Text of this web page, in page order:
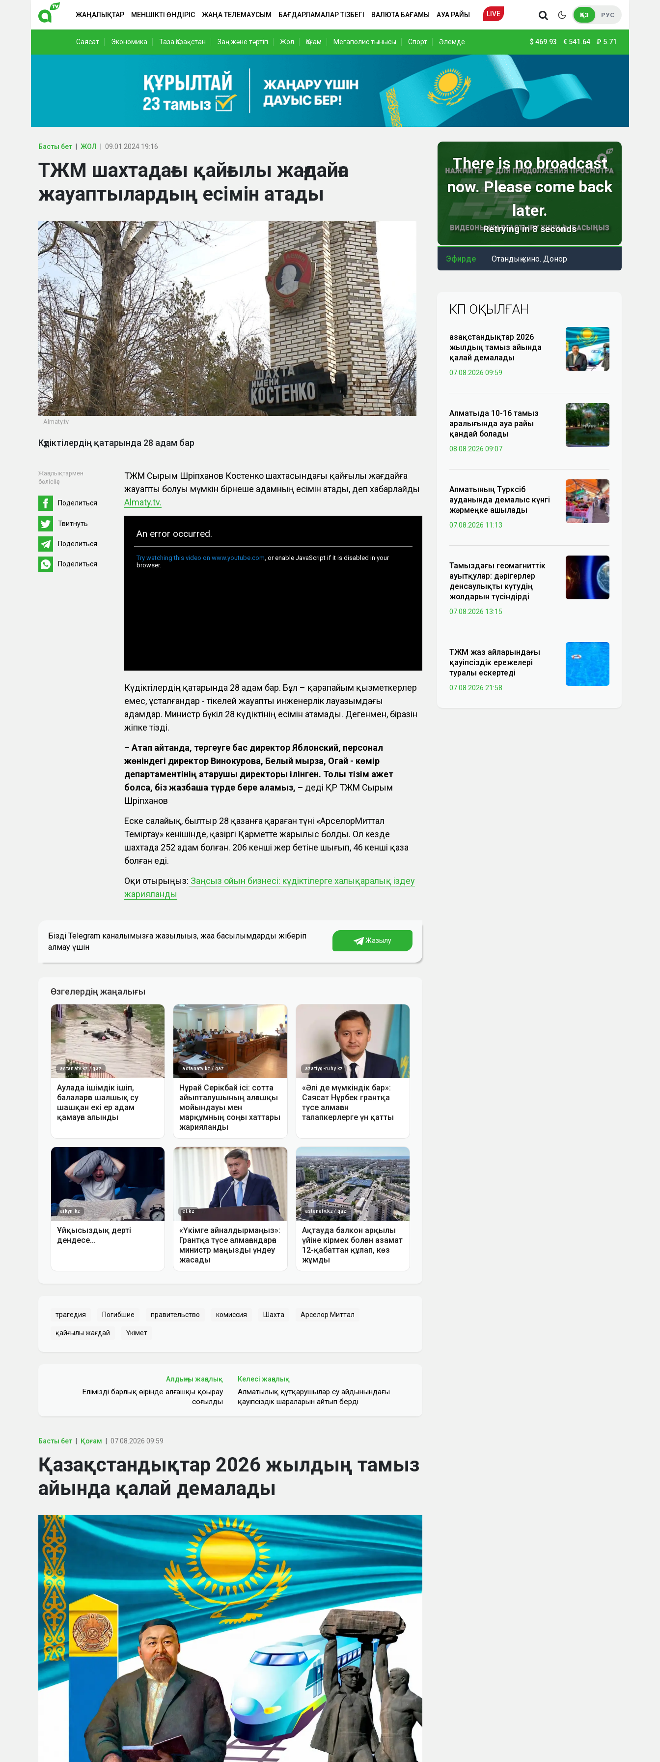
ЖАҢАЛЫҚТАР МЕНШІКТІ ӨНДІРІС ЖАҢА ТЕЛЕМАУСЫМ БАҒДАРЛАМАЛАР ТІЗБЕГІ ВАЛЮТА БАҒАМЫ АУА РАЙЫ LIVE ҚАЗ РУС
Саясат Экономика Таза Қазақстан Заң және тәртіп Жол Қоғам Мегаполис тынысы Спорт Әлемде $ 469.93 € 541.64 ₽ 5.71
Басты бет ЖОЛ 09.01.2024 19:16
ТЖМ шахтадағы қайғылы жағдайға
жауаптылардың есімін атады
Almaty.tv
Күдіктілердің қатарында 28 адам бар
Жаңалықтармен
бөлісіңіз
Поделиться
Твитнуть
Поделиться
Поделиться
ТЖМ Сырым Шәріпханов Костенко шахтасындағы қайғылы жағдайға
жауапты болуы мүмкін бірнеше адамның есімін атады, деп хабарлайды
Almaty.tv.
Күдіктілердің қатарында 28 адам бар. Бұл – қарапайым қызметкерлер
емес, ұсталғандар - тікелей жауапты инженерлік лауазымдағы
адамдар. Министр бүкіл 28 күдіктінің есімін атамады. Дегенмен, біразін
жіпке тізді.
– Атап айтқанда, тергеуге бас директор Яблонский, персонал
жөніндегі директор Винокурова, Белый мырза, Огай - көмір
департаментінің атқарушы директоры ілінген. Толық тізім қажет
болса, біз жазбаша түрде бере аламыз, – деді ҚР ТЖМ Сырым
Шәріпханов
Еске салайық, былтыр 28 қазанға қараған түні «АрселорМиттал
Теміртау» кенішінде, қазіргі Қарметте жарылыс болды. Ол кезде
шахтада 252 адам болған. 206 кенші жер бетіне шығып, 46 кенші қаза
болған еді.
Оқи отырыңыз: Заңсыз ойын бизнесі: күдіктілерге халықаралық іздеу
жарияланды
Біздің Telegram каналымызға жазылыңыз, жаңа басылымдарды жіберіп
алмау үшін
Жазылу
трагедия Погибшие правительство комиссия Шахта Арселор Миттал
қайғылы жағдай Үкімет
Алдыңғы жаңалық
Еліміздің барлық өңірінде алғашқы қоңырау
соғылды
Келесі жаңалық
Алматылық құтқарушылар су айдынындағы
қауіпсіздік шараларын айтып берді
Басты бет Қоғам 07.08.2026 09:59
Қазақстандықтар 2026 жылдың тамыз
айында қалай демалады
Эфирде Отандық кино. Донор
КӨП ОҚЫЛҒАН
Қазақстандықтар 2026
жылдың тамыз айында
қалай демалады
07.08.2026 09:59
Алматыда 10-16 тамыз
аралығында ауа райы
қандай болады
08.08.2026 09:07
Алматының Түрксіб
ауданында демалыс күнгі
жәрмеңке ашылады
07.08.2026 11:13
Тамыздағы геомагниттік
ауытқулар: дәрігерлер
денсаулықты күтудің
жолдарын түсіндірді
07.08.2026 13:15
ТЖМ жаз айларындағы
қауіпсіздік ережелері
туралы ескертеді
07.08.2026 21:58